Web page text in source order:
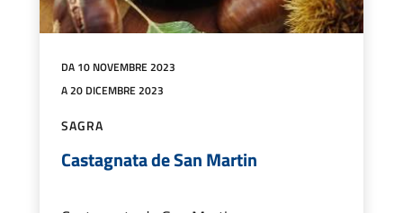
DA 10 NOVEMBRE 2023
A 20 DICEMBRE 2023
SAGRA
Castagnata de San Martin